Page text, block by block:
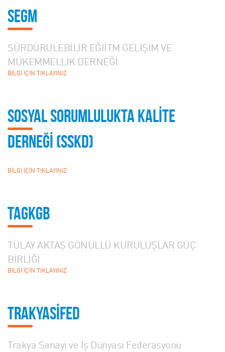
SEGM
SÜRDÜRÜLEBİLİR EĞİİTM GELİŞİM VE
MÜKEMMELLİK DERNEĞİ
BİLGİ İÇİN TIKLAYINIZ
Sosyal Sorumlulukta KALİTE
DERNEĞİ (SSKD)
BİLGİ İÇİN TIKLAYINIZ
TAGKGB
TÜLAY AKTAŞ GÖNÜLLÜ KURULUŞLAR GÜÇ
BİRLİĞİ
BİLGİ İÇİN TIKLAYINIZ
TRAKYASİFED
Trakya Sanayi ve İş Dünyası Federasyonu